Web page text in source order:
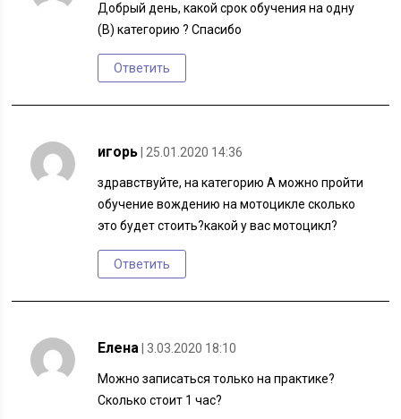
Добрый день, какой срок обучения на одну
(В) категорию ? Спасибо
Ответить
игорь | 25.01.2020 14:36
здравствуйте, на категорию А можно пройти
обучение вождению на мотоцикле сколько
это будет стоить?какой у вас мотоцикл?
Ответить
Елена | 3.03.2020 18:10
Можно записаться только на практике?
Сколько стоит 1 час?